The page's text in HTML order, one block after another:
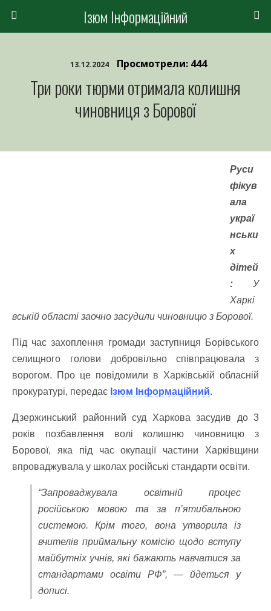
Ізюм Інформаційний
13.12.2024 Просмотрели: 444
Три роки тюрми отримала колишня
чиновниця з Борової
Руси
фікув
ала
украї
нськи
х
дітей
: У
Харкі
вській області заочно засудили чиновницю з Борової.
Під час захоплення громади заступниця Борівського
селищного голови добровільно співпрацювала з
ворогом. Про це повідомили в Харківській обласній
прокуратурі, передає Ізюм Інформаційний.
Дзержинський районний суд Харкова засудив до 3
років позбавлення волі колишню чиновницю з
Борової, яка під час окупації частини Харківщини
впроваджувала у школах російські стандарти освіти.
“Запроваджувала освітній процес
російською мовою та за п’ятибальною
системою. Крім того, вона утворила із
вчителів приймальну комісію щодо вступу
майбутніх учнів, які бажають навчатися за
стандартами освіти РФ”, — йдеться у
дописі.